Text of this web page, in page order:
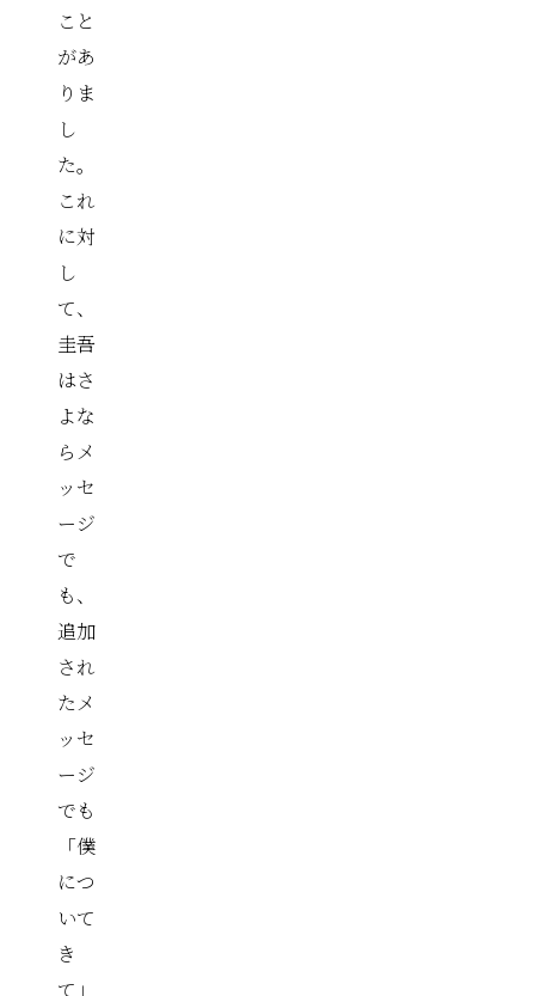
こと
があ
りま
し
た。
これ
に対
し
て、
圭吾
はさ
よな
らメ
ッセ
ージ
で
も、
追加
され
たメ
ッセ
ージ
でも
「僕
につ
いて
き
て」